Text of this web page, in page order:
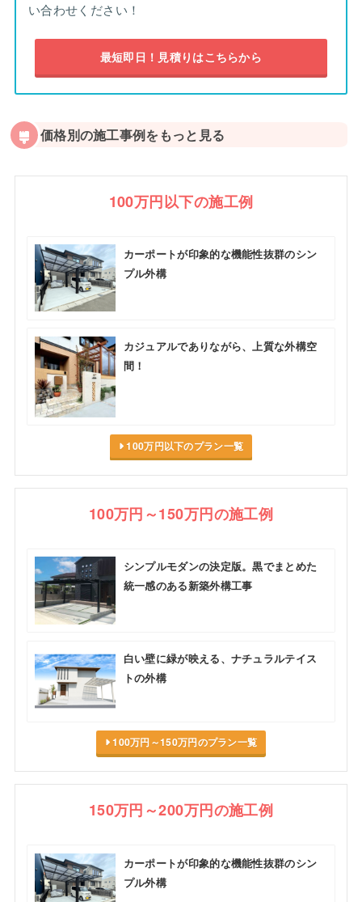
い合わせください！
最短即日！見積りはこちらから
価格別の施工事例をもっと見る
100万円以下の施工例
カーポートが印象的な機能性抜群のシン
プル外構
カジュアルでありながら、上質な外構空
間！
100万円以下のプラン一覧
100万円～150万円の施工例
シンプルモダンの決定版。黒でまとめた
統一感のある新築外構工事
白い壁に緑が映える、ナチュラルテイス
トの外構
100万円～150万円のプラン一覧
150万円～200万円の施工例
カーポートが印象的な機能性抜群のシン
プル外構